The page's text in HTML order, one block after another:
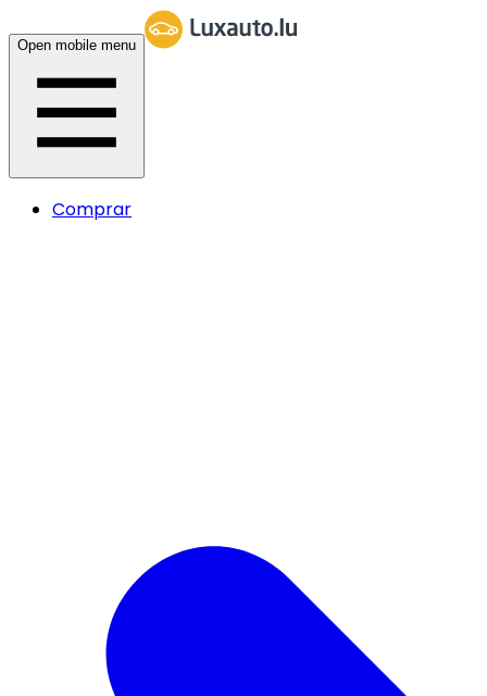
Open mobile menu
Comprar